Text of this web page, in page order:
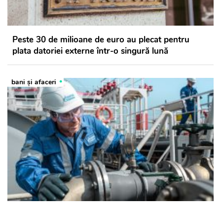
Peste 30 de milioane de euro au plecat pentru
plata datoriei externe într-o singură lună
bani și afaceri